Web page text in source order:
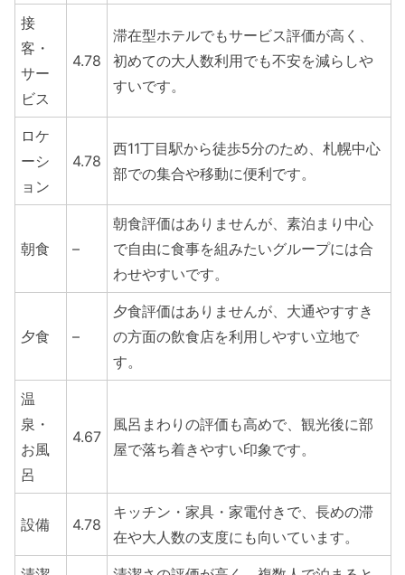
接
客・
サー
ビス
4.78
滞在型ホテルでもサービス評価が高く、
初めての大人数利用でも不安を減らしや
すいです。
ロケ
ーシ
ョン
4.78
西11丁目駅から徒歩5分のため、札幌中心
部での集合や移動に便利です。
朝食 –
朝食評価はありませんが、素泊まり中心
で自由に食事を組みたいグループには合
わせやすいです。
夕食 –
夕食評価はありませんが、大通やすすき
の方面の飲食店を利用しやすい立地で
す。
温
泉・
お風
呂
4.67
風呂まわりの評価も高めで、観光後に部
屋で落ち着きやすい印象です。
設備 4.78
キッチン・家具・家電付きで、長めの滞
在や大人数の支度にも向いています。